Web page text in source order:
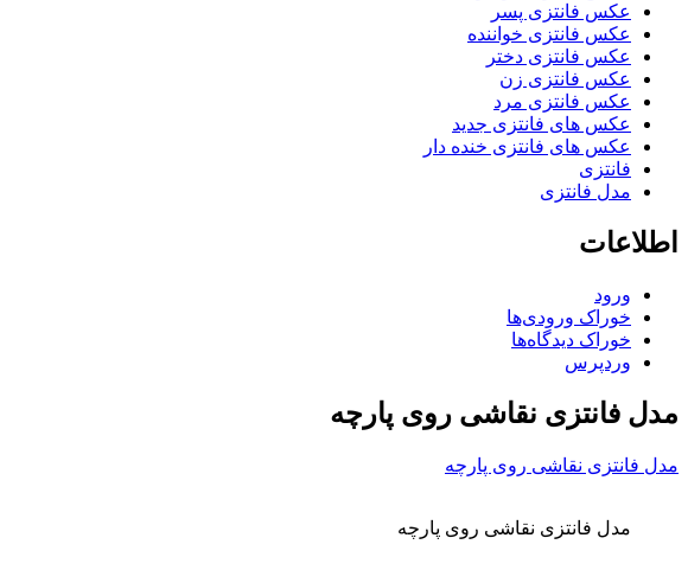
عکس فانتزی پسر
عکس فانتزی خواننده
عکس فانتزی دختر
عکس فانتزی زن
عکس فانتزی مرد
عکس های فانتزی جدید
عکس های فانتزی خنده دار
فانتزی
مدل فانتزی
اطلاعات
ورود
خوراک ورودی‌ها
خوراک دیدگاه‌ها
وردپرس
مدل فانتزی نقاشی روی پارچه
مدل فانتزی نقاشی روی پارچه
مدل فانتزی نقاشی روی پارچه